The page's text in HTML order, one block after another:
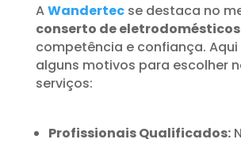
AWandertecse destaca no
conserto de eletrodomésticos
competência e confiança.
alguns motivos para escolher
serviços:
Profissionais Qualificados: